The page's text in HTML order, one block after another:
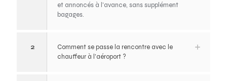
et annoncés à l'avance, sans supplément
bagages.
2
Comment se passe la rencontre avec le
chauffeur à l'aéroport ?